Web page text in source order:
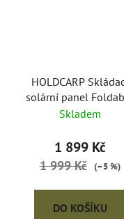
HOLDCARP Skládací
solární panel
Solar System 20W
Skladem
1 899 Kč
1 999 Kč (–5 %)
DO KOŠÍKU